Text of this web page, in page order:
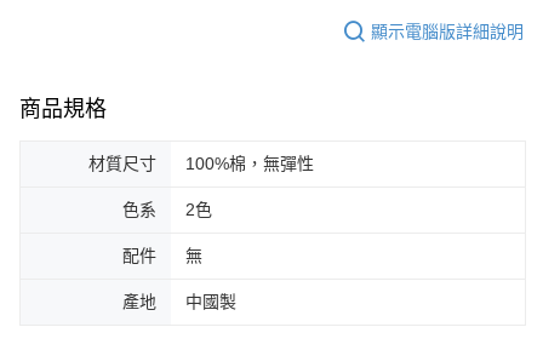
顯示電腦版詳細說明
商品規格
材質尺寸 100%棉，無彈性
色系 2色
配件 無
產地 中國製